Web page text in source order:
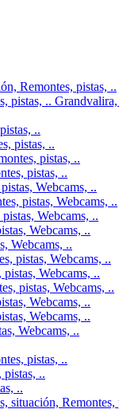
Remontes, pistas, ..
pistas, ..
..
pistas, ..
pistas, ..
pistas, ..
Webcams, ..
pistas, Webcams, ..
Webcams, ..
Webcams, ..
Webcams, ..
pistas, Webcams, ..
Webcams, ..
pistas, Webcams, ..
Webcams, ..
Webcams, ..
Webcams, ..
pistas, ..
..
..
situación, Remontes,